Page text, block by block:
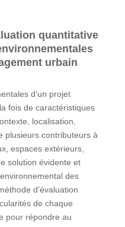
quantitative
urbain
d’un projet
fois de caractéristiques
localisation,
plusieurs contributeurs à
espaces extérieurs,
solution évidente et
des
d’évaluation
de chaque
pour répondre au